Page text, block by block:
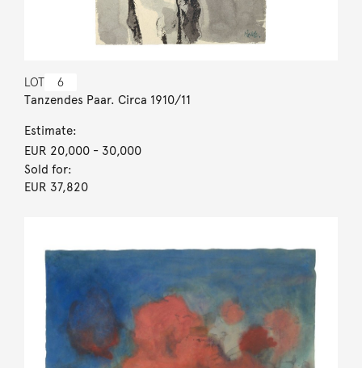
LOT 6
Tanzendes Paar. Circa 1910/11
Estimate:
EUR 20,000- 30,000
Sold for:
EUR 37,820